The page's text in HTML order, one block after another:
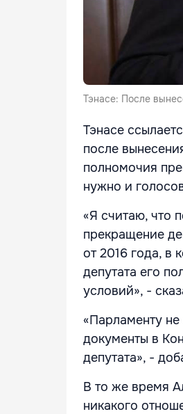
Тэнасе: После
Тэнасе
после
полномочия
нужно и
«Я считаю, что
прекращение
от 2016 года, в
депутата его
условий», -
«Парламенту
документы в
депутата», -
В то же время
никакого